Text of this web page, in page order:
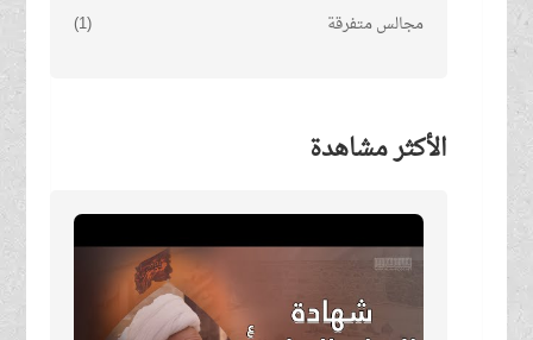
مجالس متفرقة
(1)
الأكثر مشاهدة